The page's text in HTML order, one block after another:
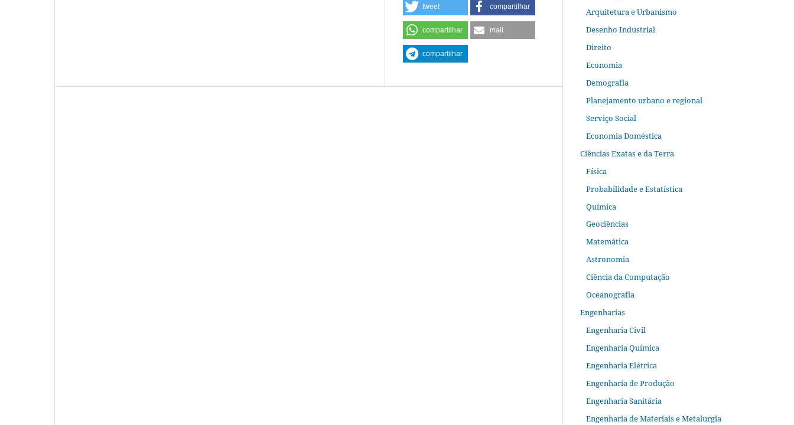
tweet compartilhar
compartilhar mail
compartilhar
Arquitetura e Urbanismo
Desenho Industrial
Direito
Economia
Demografia
Planejamento urbano e regional
Serviço Social
Economia Doméstica
Ciências Exatas e da Terra
Física
Probabilidade e Estatística
Química
Geociências
Matemática
Astronomia
Ciência da Computação
Oceanografia
Engenharias
Engenharia Civil
Engenharia Química
Engenharia Elétrica
Engenharia de Produção
Engenharia Sanitária
Engenharia de Materiais e Metalurgia